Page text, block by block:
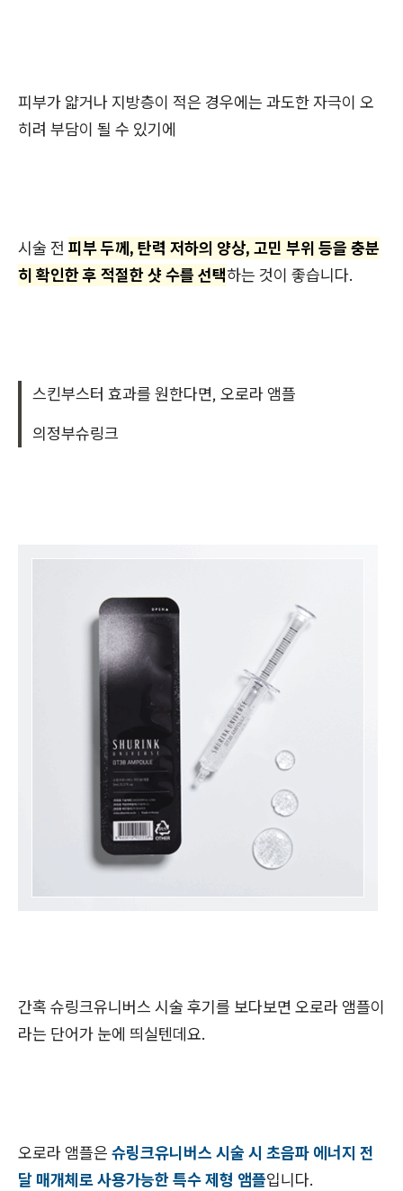
피부가 얇거나 지방층이 적은 경우에는 과도한 자극이 오
히려 부담이 될 수 있기에
시술 전 피부 두께, 탄력 저하의 양상, 고민 부위 등을 충분
히 확인한 후 적절한 샷 수를 선택하는 것이 좋습니다.
스킨부스터 효과를 원한다면, 오로라 앰플
의정부슈링크
간혹 슈링크유니버스 시술 후기를 보다보면 오로라 앰플이
라는 단어가 눈에 띄실텐데요.
오로라 앰플은 슈링크유니버스 시술 시 초음파 에너지 전
달 매개체로 사용가능한 특수 제형 앰플입니다.